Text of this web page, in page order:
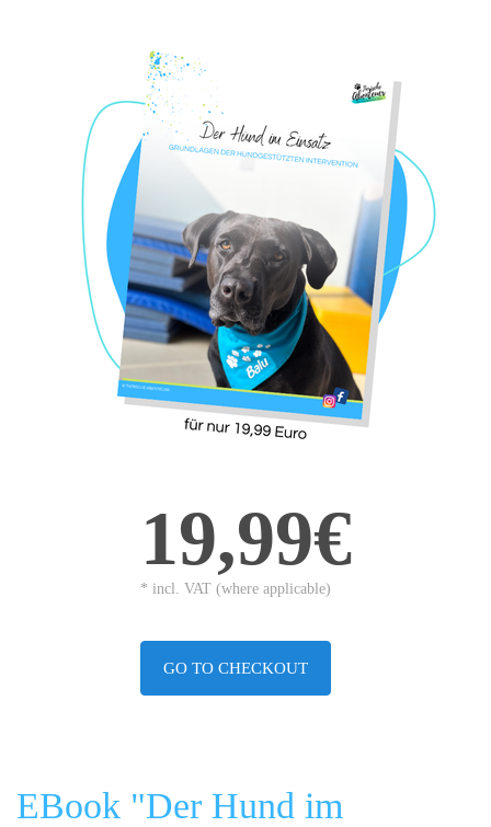
19,99€
* incl. VAT (where applicable)
GO TO CHECKOUT
EBook "Der Hund im